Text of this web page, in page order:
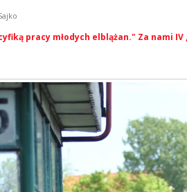
pracy młodych elblążan." Za nami IV